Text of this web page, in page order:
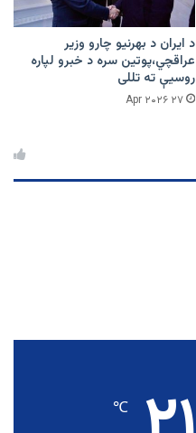
د ایران د بهرنیو چارو وزیر
عراقچي،پوتین سره د خبرو لپاره
روسیې ته تللی
۲۷ Apr ۲۰۲۶
℃